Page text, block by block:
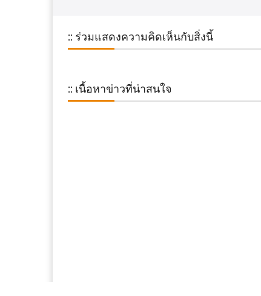
:: ร่วมแสดงความคิดเห็นกับสิ่งนี้
:: เนื้อหาข่าวที่น่าสนใจ